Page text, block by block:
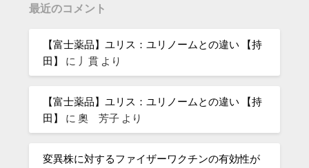
最近のコメント
【富士薬品】ユリス：ユリノームとの違い 【持
田】
に 丿貫 より
【富士薬品】ユリス：ユリノームとの違い 【持
田】
に奧 芳子 より
変異株に対するファイザーワクチンの有効性が